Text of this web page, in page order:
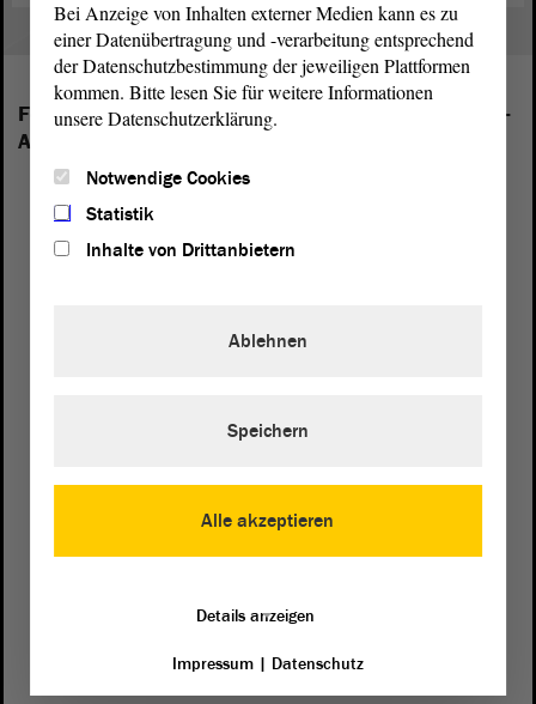
Folgende Fraktionen sind im Landtag von Sachsen-
Anhalt vertreten:
von Sachsen-Anhalt
39104 Magdeburg
Bei Anzeige von Inhalten externer Medien kann es zu
einer Datenübertragung und -verarbeitung entsprechend
der Datenschutzbestimmung der jeweiligen Plattformen
kommen. Bitte lesen Sie für weitere Informationen
unsere Datenschutzerklärung.
Notwendige Cookies
Statistik
Inhalte von Drittanbietern
Alle akzeptieren
Ablehnen
Speichern
Details anzeigen
Impressum| Datenschutz